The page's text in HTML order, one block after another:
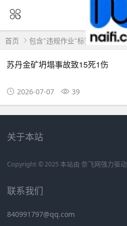
首页 包含"违规作业"标签的文章
苏丹金矿坍塌事故致15死1伤
2026-07-07 39
关于本站
Copyright © 2025 本站由 奈飞网强力驱动
联系我们
840991797@qq.com